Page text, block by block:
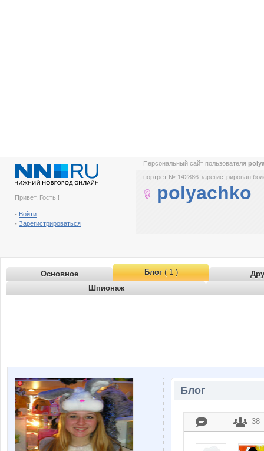
Привет, Гость !
- Войти
- Зарегистрироваться
Персональный сайт пользователя
портрет № 142886 зарегистрирован
polyachko
Основное Блог( 1 )
Шпионаж
Блог
38